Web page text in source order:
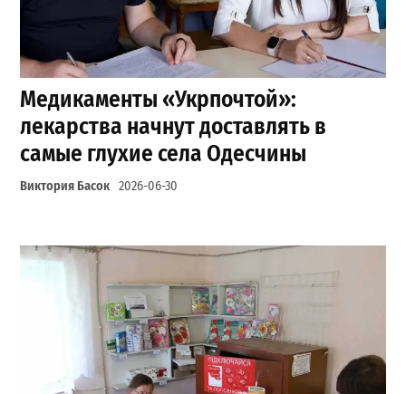
Медикаменты «Укрпочтой»:
лекарства начнут доставлять в
самые глухие села Одесчины
Виктория Басок 2026-06-30